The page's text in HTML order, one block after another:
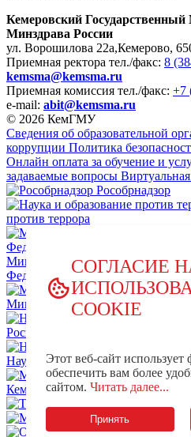
Кемеровский
Минздрава России
ул. Ворошилова 22а,Кемерово,
Приемная ректора тел./факс: 8
kemsma@kemsma.ru
Приемная комиссия тел./факс: +7
e-mail: abit@kemsma.ru
© 2026 КемГМУ
Сведения об образовательной
коррупции Политика
Онлайн оплата за обучение и
задаваемые вопросы
Рособрнадзор
против террора
Министерство науки и высшего
Федерации
Министерство просвещения
НЦПТИ.РФ
Роспотребнадзор
Научно-образовательный центр
MAX -
КемГМУ
OK -
Минздрав
OK -
СОГЛАСИЕ
COOKIE
Этот веб-сайт
обеспечить вам более
сайтом. Читать далее...
Принять